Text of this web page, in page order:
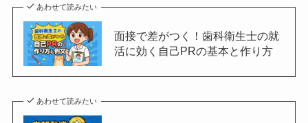
あわせて読みたい
面接で差がつく！歯科衛生士の就
活に効く自己PRの基本と作り方
あわせて読みたい